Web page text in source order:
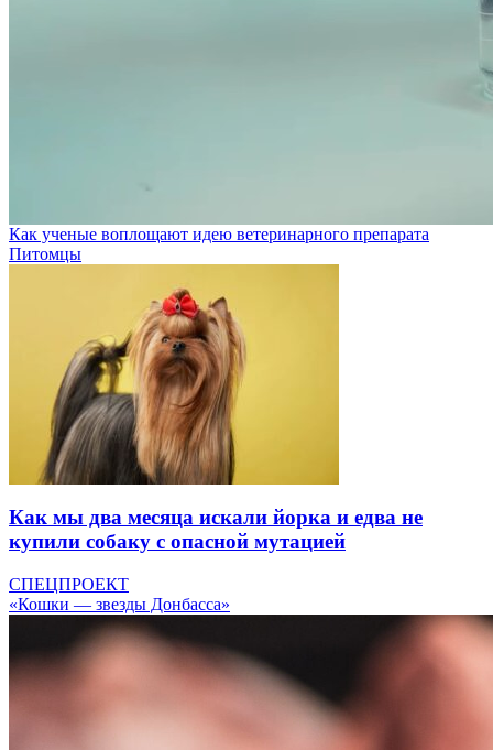
Как ученые воплощают идею ветеринарного препарата
Питомцы
Как мы два месяца искали йорка и едва не
купили собаку с опасной мутацией
СПЕЦПРОЕКТ
«Кошки — звезды Донбасса»